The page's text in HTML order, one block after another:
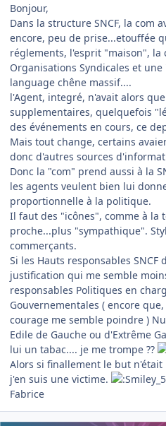
Bonjour,
Dans la structure SNCF, la com
encore, peu de prise...etouffée
réglements, l'esprit "maison", la
Organisations Syndicales et
language chêne massif....
l'Agent, integré, n'avait alors
supplementaires, quelquefois
des événements en cours, ce
Mais tout change, certains
donc d'autres sources
Donc la "com" prend aussi à la
les agents veulent bien lui
proportionnelle à la politique.
Il faut des "icônes", comme à la
proche...plus "sympathique".
commerçants.
Si les Hauts responsables
justification qui me semble
responsables Politiques en
Gouvernementales ( encore
courage me semble poindre )
Edile de Gauche ou d'Extrême
lui un tabac.... je me trompe ??
Alors si finallement le but n'était
j'en suis une victime.
Fabrice